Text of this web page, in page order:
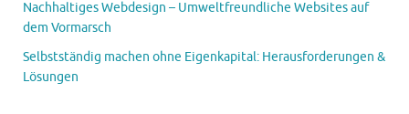
Nachhaltiges Webdesign – Umweltfreundliche Websites auf
dem Vormarsch
Selbstständig machen ohne Eigenkapital: Herausforderungen &
Lösungen